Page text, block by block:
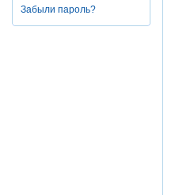
Забыли пароль?